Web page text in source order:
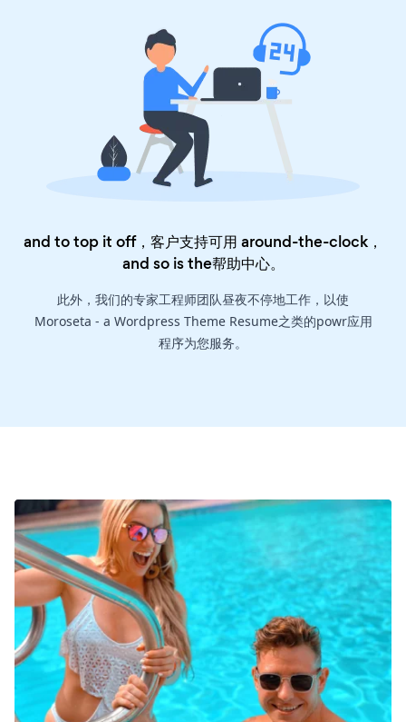
and to top it off，客户支持可用 around-the-clock，
and so is the帮助中心。
此外，我们的专家工程师团队昼夜不停地工作，以使
Moroseta - a Wordpress Theme Resume之类的powr应用
程序为您服务。